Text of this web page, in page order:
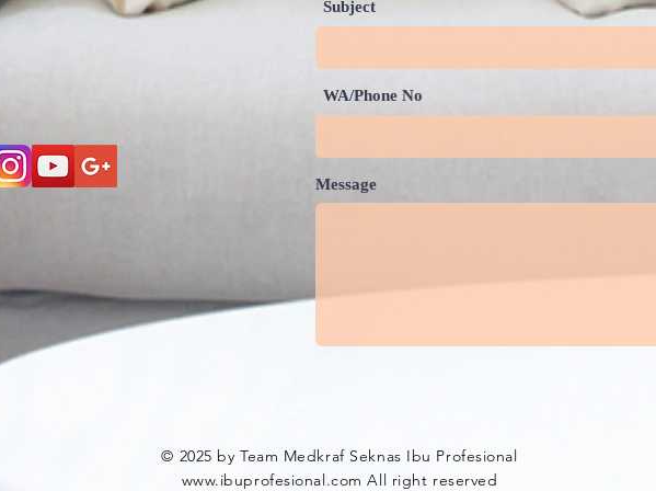
Subject
WA/Phone No
Message
© 2025 by Team Medkraf Seknas Ibu Profesional
www.ibuprofesional.com All right reserved